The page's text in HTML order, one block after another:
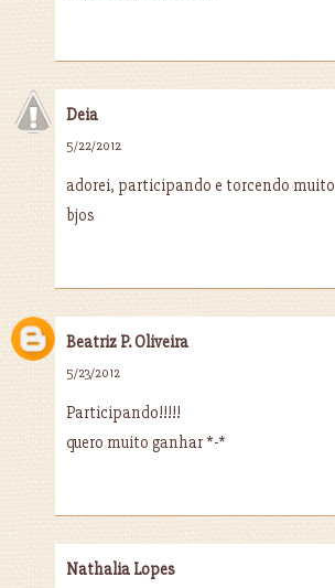
Deia
5/22/2012
adorei, participando e torcendo muito
bjos
Beatriz P. Oliveira
5/23/2012
Participando!!!!!
quero muito ganhar *-*
Nathalia Lopes